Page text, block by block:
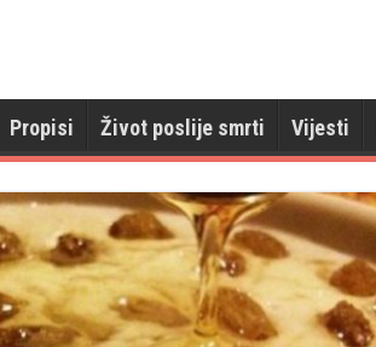
Propisi Život poslije smrti Vijesti